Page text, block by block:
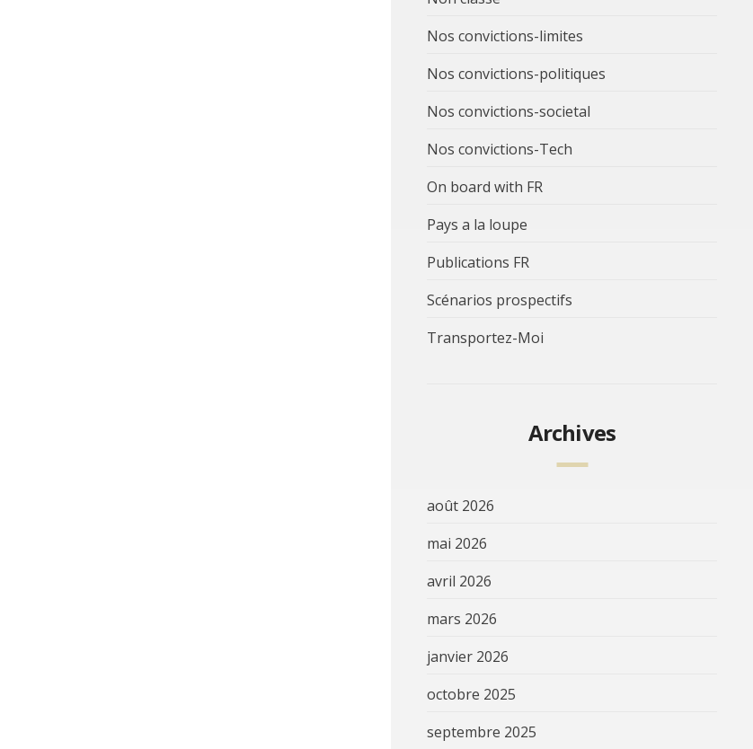
Nos convictions-limites
Nos convictions-politiques
Nos convictions-societal
Nos convictions-Tech
On board with FR
Pays a la loupe
Publications FR
Scénarios prospectifs
Transportez-Moi
Archives
août 2026
mai 2026
avril 2026
mars 2026
janvier 2026
octobre 2025
septembre 2025